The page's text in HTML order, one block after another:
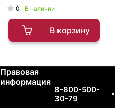
ручка, с выдвижным УПС
0 В наличии
В корзину
Правовая
информация
8-800-500-
30-79